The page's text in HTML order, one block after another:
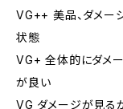
VG++ 美品、ダメー
状態
VG+ 全体的にダメ
が良い
VG ダメージが見る